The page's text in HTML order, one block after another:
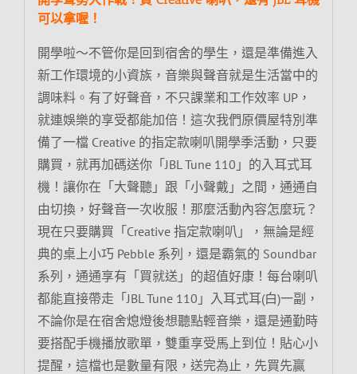
可以拿喔！
開學啦～不管你是回到宿舍的學生，還是準備進入
新工作環境的小資族，音樂與聲音就是生活當中的
調味料。有了好聲音，不只課業和工作效率 UP，
就連娛樂的享受都能加倍！這次我們原價屋特別準
備了一檔 Creative 的指定款喇叭開學季活動，只要
購買，就再加碼送你「JBL Tune 110」的入耳式耳
機！讓你在「大聲聽」跟「小聲戴」之間，通通自
由切換，好聲音一次收服！那麼活動內容怎麼玩？
現在只要購買「Creative 指定款喇叭」，無論是經
典的桌上小巧 Pebble 系列，還是霸氣的 Soundbar
系列，通通享有「買就送」的超值好康！每台喇叭
都能直接帶走「JBL Tune 110」入耳式耳(白)一副，
不論你是在宿舍熄燈後想聽點輕音樂，還是通勤時
要搭配手機播放歌單，雙重享受馬上到位！貼心小
提醒，這檔也是數量有限，送完為止，先買先贏